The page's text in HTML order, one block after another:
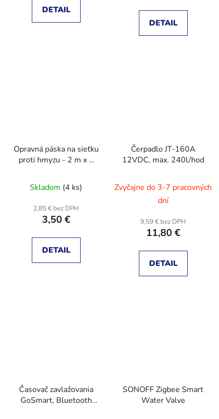
DETAIL
DETAIL
Opravná páska na sieťku
proti hmyzu - 2 m x 5
Skladom (4 ks)
2,85 € bez DPH
3,50 €
DETAIL
Čerpadlo JT-160A
12VDC, max. 240l/hod
Zvyčajne do 3-7 pracovných
dní
9,59 € bez DPH
11,80 €
DETAIL
Časovač zavlažovania
GoSmart, Bluetooth
SONOFF Zigbee Smart
Water Valve